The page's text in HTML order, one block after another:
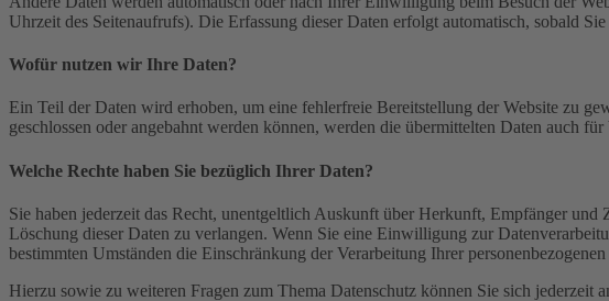
Uhrzeit des Seitenaufrufs). Die Erfassung dieser Daten erfolgt automatisch, sobald Sie
Wofür nutzen wir Ihre Daten?
Ein Teil der Daten wird erhoben, um eine fehlerfreie Bereitstellung der Website zu
geschlossen oder angebahnt werden können, werden die übermittelten Daten auch
Welche Rechte haben Sie bezüglich Ihrer Daten?
Sie haben jederzeit das Recht, unentgeltlich Auskunft über Herkunft, Empfänger
Löschung dieser Daten zu verlangen. Wenn Sie eine Einwilligung zur
bestimmten Umständen die Einschränkung der Verarbeitung Ihrer
Hierzu sowie zu weiteren Fragen zum Thema Datenschutz können Sie sich jederzeit